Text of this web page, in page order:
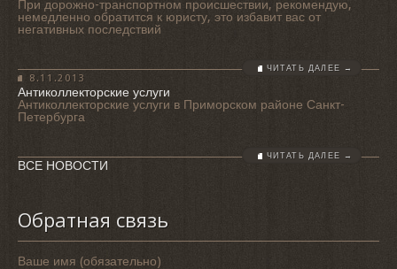
При дорожно-транспортном происшествии, рекомендую,
немедленно обратится к юристу, это избавит вас от
негативных последствий
ЧИТАТЬ ДАЛЕЕ →
8.11.2013
Антиколлекторские услуги
Антиколлекторские услуги в Приморском районе Санкт-
Петербурга
ЧИТАТЬ ДАЛЕЕ →
ВСЕ НОВОСТИ
Обратная связь
Ваше имя (обязательно)